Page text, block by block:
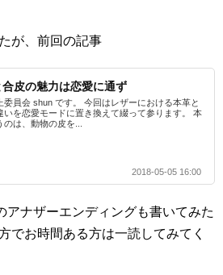
が、前回の記事
皮の魅力は恋愛に通ず
委員会 shun です。 今回はレザーにおける本革と
いを恋愛モードに置き換えて綴って参ります。 本
のは、動物の皮を...
2018-05-05 16:00
アナザーエンディングも書いてみた
でお時間ある方は一読してみてく